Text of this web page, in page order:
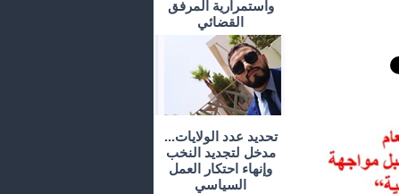
واستمرارية المرفق
القضائي
تحديد عدد الولايات...
مدخل لتجديد النخب
وإنهاء احتكار العمل
السياسي